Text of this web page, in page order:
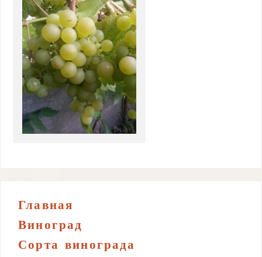
Главная
Виноград
Сорта винограда